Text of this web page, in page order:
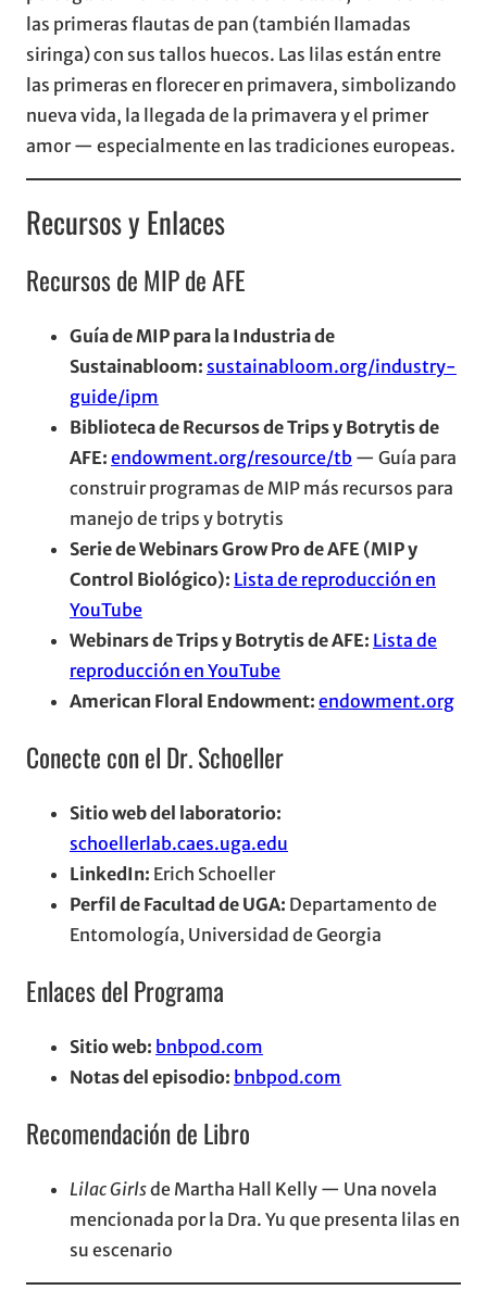
las primeras flautas de pan (también llamadas
siringa) con sus tallos huecos. Las lilas están entre
las primeras en florecer en primavera, simbolizando
nueva vida, la llegada de la primavera y el primer
amor — especialmente en las tradiciones europeas.
Recursos y Enlaces
Recursos de MIP de AFE
Guía de MIP para la Industria de
Sustainabloom: sustainabloom.org/industry-
guide/ipm
Biblioteca de Recursos de Trips y Botrytis de
AFE: endowment.org/resource/tb — Guía para
construir programas de MIP más recursos para
manejo de trips y botrytis
Serie de Webinars Grow Pro de AFE (MIP y
Control Biológico): Lista de reproducción en
YouTube
Webinars de Trips y Botrytis de AFE: Lista de
reproducción en YouTube
American Floral Endowment: endowment.org
Conecte con el Dr. Schoeller
Sitio web del laboratorio:
schoellerlab.caes.uga.edu
LinkedIn: Erich Schoeller
Perfil de Facultad de UGA: Departamento de
Entomología, Universidad de Georgia
Enlaces del Programa
Sitio web: bnbpod.com
Notas del episodio: bnbpod.com
Recomendación de Libro
Lilac Girlsde Martha Hall Kelly — Una novela
mencionada por la Dra. Yu que presenta lilas en
su escenario